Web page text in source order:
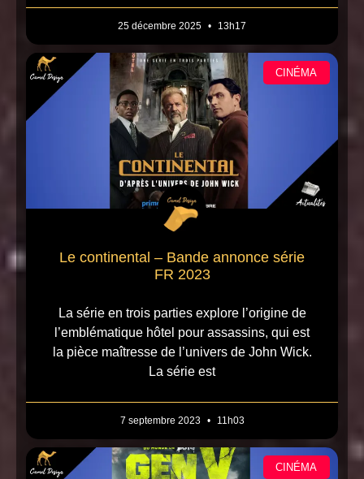
25 décembre 2025 13h17
CINÉMA
Le continental – Bande annonce série
FR 2023
La série en trois parties explore l’origine de
l’emblématique hôtel pour assassins, qui est
la pièce maîtresse de l’univers de John Wick.
La série est
7 septembre 2023 11h03
CINÉMA